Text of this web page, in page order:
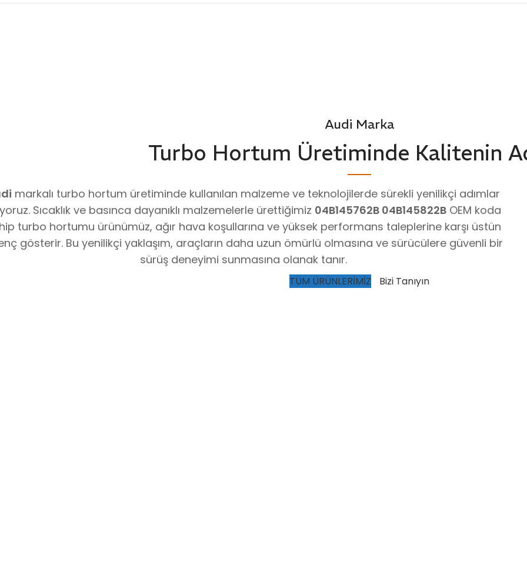
STOK KODU
Audi Marka
Turbo Hortum Üretiminde Kalitenin
markalı turbo hortum üretiminde kullanılan malzeme ve teknolojilerde sürekli yenilikçi adımlar
Sıcaklık ve basınca dayanıklı malzemelerle ürettiğimiz 04B145762B 04B145822BOEM koda
turbo hortumu ürünümüz, ağır hava koşullarına ve yüksek performans taleplerine karşı üstün
gösterir. Bu yenilikçi yaklaşım, araçların daha uzun ömürlü olmasına ve sürücülere güvenli bir
sürüş deneyimi sunmasına olanak tanır.
TÜM ÜRÜNLERİMİZ Bizi Tanıyın